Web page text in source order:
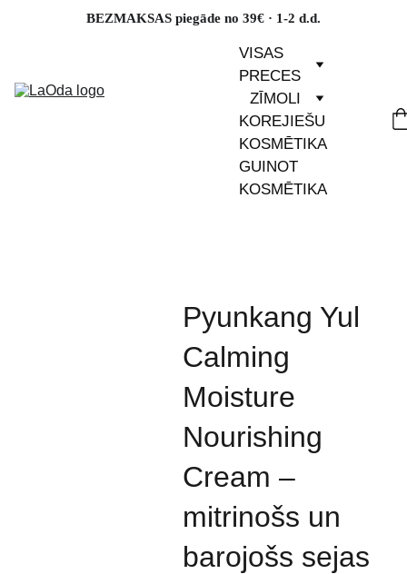
BEZMAKSAS piegāde no 39€ · 1-2 d.d.
VISAS
PRECES
ZĪMOLI
KOREJIEŠU
KOSMĒTIKA
GUINOT
KOSMĒTIKA
Pyunkang Yul
Calming
Moisture
Nourishing
Cream –
mitrinošs un
barojošs sejas